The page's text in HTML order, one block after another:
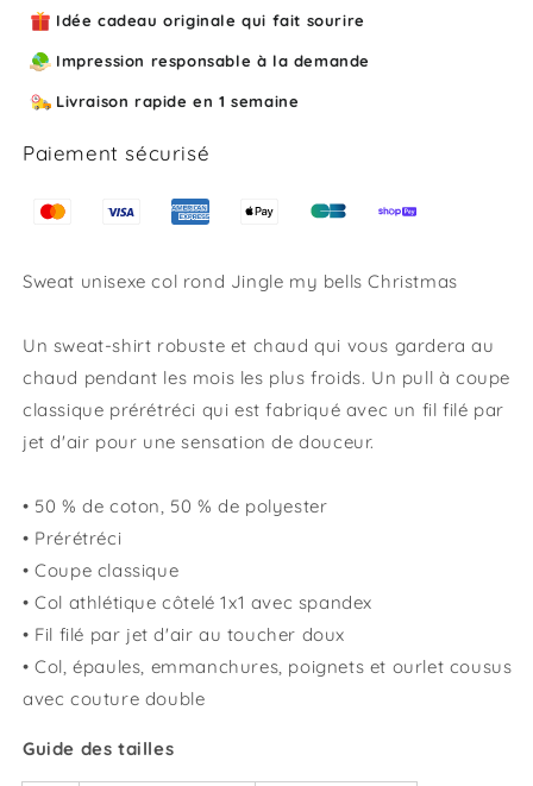
my
Christmas
my
Christmas
Idée cadeau originale qui fait sourire
Impression responsable à la demande
Livraison rapide en 1 semaine
Paiement sécurisé
Sweat unisexe col rond Jingle my bells Christmas
Un sweat-shirt robuste et chaud qui vous gardera au
chaud pendant les mois les plus froids. Un pull à coupe
classique prérétréci qui est fabriqué avec un fil filé par
jet d'air pour une sensation de douceur.
• 50 % de coton, 50 % de polyester
• Prérétréci
• Coupe classique
• Col athlétique côtelé 1x1 avec spandex
• Fil filé par jet d'air au toucher doux
• Col, épaules, emmanchures, poignets et ourlet cousus
avec couture double
Guide des tailles